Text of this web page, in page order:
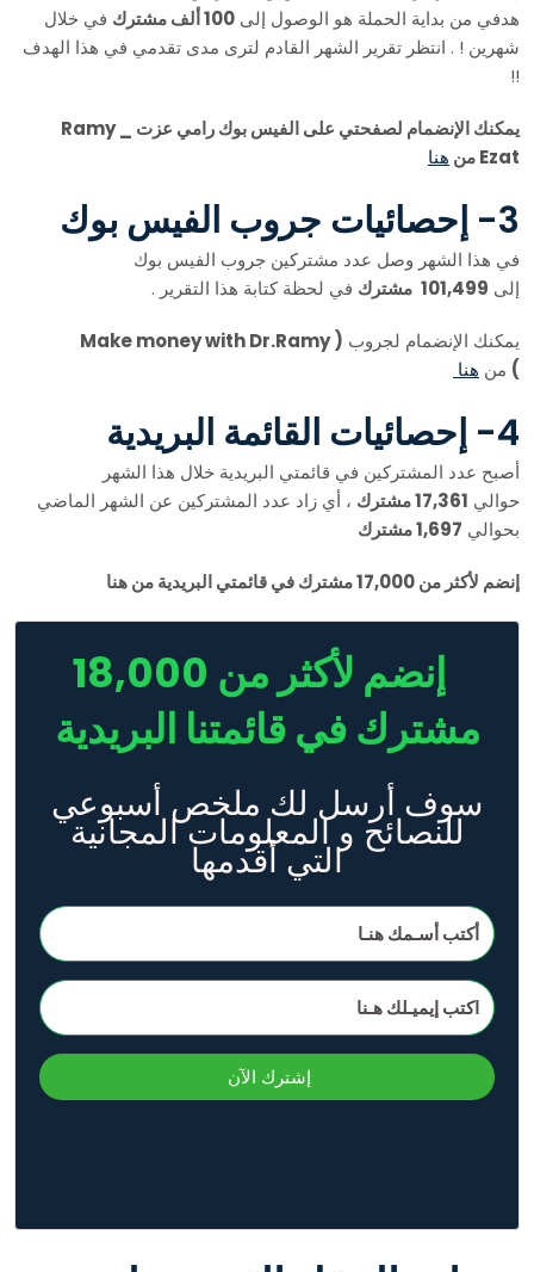
هدفي من بداية الحملة هو الوصول إلى 100 ألف مشترك
في خلال
شهرين ! . انتظر تقرير الشهر القادم لترى مدى تقدمي في هذا الهدف
!!
يمكنك الإنضمام لصفحتي على الفيس بوك رامي عزت _ Ramy
Ezat من
هنا
3- إحصائيات جروب الفيس بوك
في هذا الشهر وصل عدد مشتركين جروب الفيس بوك
إلى 101,499 مشترك في لحظة كتابة هذا التقرير .
يمكنك الإنضمام لجروب
( Make money with Dr.Ramy
) من هنا
4- إحصائيات القائمة البريدية
أصبح عدد المشتركين في قائمتي البريدية خلال هذا الشهر
حوالي 17,361 مشترك
، أي زاد عدد المشتركين عن الشهر الماضي
بحوالي 1,697 مشترك
إنضم لأكثر من 17,000 مشترك في قائمتي البريدية من هنا
إنضم لأكثر من 18,000
مشترك في قائمتنا البريدية
سوف أرسل لك ملخص أسبوعي
للنصائح و المعلومات المجانية
التي أقدمها
إشترك الآن